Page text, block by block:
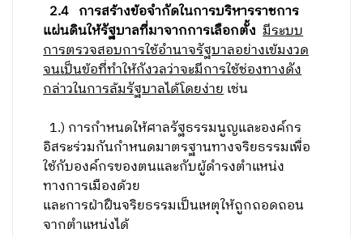
2.4 การสร้างข้อจำกัดในการบริหารราชการ
แผ่นดินให้รัฐบาลที่มาจากการเลือกตั้ง มีระบบ
การตรวจสอบการใช้อำนาจรัฐบาลอย่างเข้มงวด
จนเป็นข้อที่ทำให้กังวลว่าจะมีการใช้ช่องทางดัง
กล่าวในการล้มรัฐบาลได้โดยง่ายเช่น
1.) การกำหนดให้ศาลรัฐธรรมนูญและองค์กร
อิสระร่วมกันกำหนดมาตรฐานทางจริยธรรมเพื่อ
ใช้กับองค์กรของตนและกับผู้ดำรงตำแหน่ง
ทางการเมืองด้วย
และการฝ่าฝืนจริยธรรมเป็นเหตุให้ถูกถอดถอน
จากตำแหน่งได้